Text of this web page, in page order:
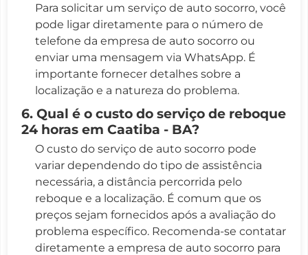
Para solicitar um serviço de auto socorro, você
pode ligar diretamente para o número de
telefone da empresa de auto socorro ou
enviar uma mensagem via WhatsApp. É
importante fornecer detalhes sobre a
localização e a natureza do problema.
6. Qual é o custo do serviço de reboque
24 horas em Caatiba - BA?
O custo do serviço de auto socorro pode
variar dependendo do tipo de assistência
necessária, a distância percorrida pelo
reboque e a localização. É comum que os
preços sejam fornecidos após a avaliação do
problema específico. Recomenda-se contatar
diretamente a empresa de auto socorro para